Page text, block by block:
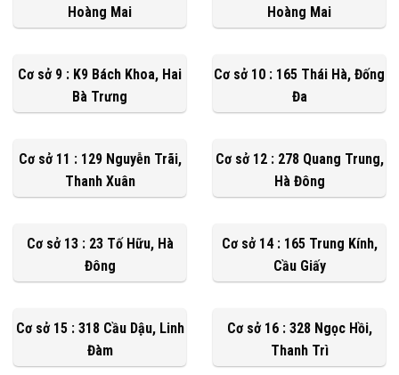
Hoàng Mai
Hoàng Mai
Cơ sở 9 : K9 Bách Khoa, Hai
Bà Trưng
Cơ sở 10 : 165 Thái Hà, Đống
Đa
Cơ sở 11 : 129 Nguyễn Trãi,
Thanh Xuân
Cơ sở 12 : 278 Quang Trung,
Hà Đông
Cơ sở 13 : 23 Tố Hữu, Hà
Đông
Cơ sở 14 : 165 Trung Kính,
Cầu Giấy
Cơ sở 15 : 318 Cầu Dậu, Linh
Đàm
Cơ sở 16 : 328 Ngọc Hồi,
Thanh Trì